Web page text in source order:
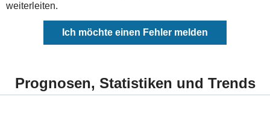
weiterleiten.
Ich möchte einen Fehler melden
Prognosen, Statistiken und Trends